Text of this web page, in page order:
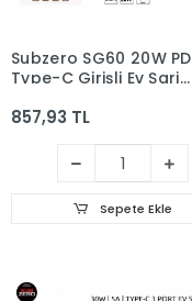
Subzero SG60 20W PD
Type-C Girişli Ev Şarj
857,93 TL
Sepete Ekle